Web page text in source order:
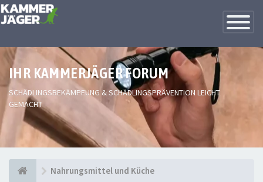
Toggle
IHR KAMMERJÄGER FORUM
SCHÄDLINGSBEKÄMPFUNG & SCHÄDLINGSPRÄVENTION LEICHT
GEMACHT
Nahrungsmittel und Küche